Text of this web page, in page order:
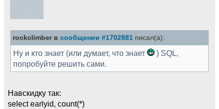
rockclimber в сообщении #1702881 писал(а):
Ну и кто знает (или думает, что знает
) SQL,
попробуйте решить сами.
Навскидку так:
select earlyid, count(*)